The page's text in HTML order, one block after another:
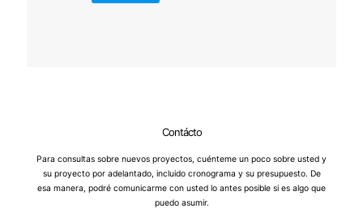
Contácto
Para consultas sobre nuevos proyectos, cuénteme un poco sobre usted y
su proyecto por adelantado, incluido cronograma y su presupuesto. De
esa manera, podré comunicarme con usted lo antes posible si es algo que
puedo asumir.